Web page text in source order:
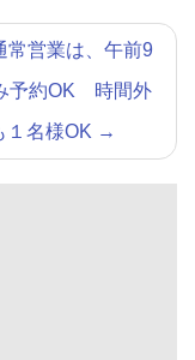
常営業は、午前9
予約OK 時間外
１名様OK →